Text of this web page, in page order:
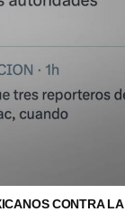
CONTRA